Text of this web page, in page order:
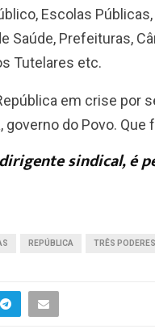
Escolas
Saúde, Prefeituras,
Tutelares etc.
em crise por
governo do Povo. Que
sindical, é
REPÚBLICA TRÊS PODERES